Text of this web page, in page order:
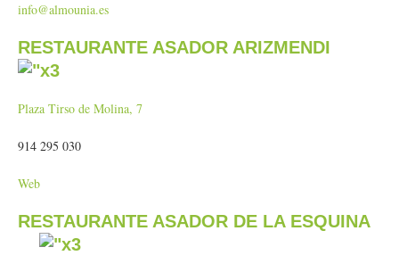
info@almounia.es
RESTAURANTE ASADOR ARIZMENDI
Plaza Tirso de Molina, 7
914 295 030
Web
RESTAURANTE ASADOR DE LA ESQUINA